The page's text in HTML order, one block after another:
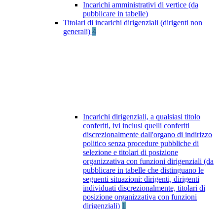
Incarichi amministrativi di vertice (da
pubblicare in tabelle)
Titolari di incarichi dirigenziali (dirigenti non
generali) 4
Incarichi dirigenziali, a qualsiasi titolo
conferiti, ivi inclusi quelli conferiti
discrezionalmente dall'organo di indirizzo
politico senza procedure pubbliche di
selezione e titolari di posizione
organizzativa con funzioni dirigenziali (da
pubblicare in tabelle che distinguano le
seguenti situazioni: dirigenti, dirigenti
individuati discrezionalmente, titolari di
posizione organizzativa con funzioni
dirigenziali) 1